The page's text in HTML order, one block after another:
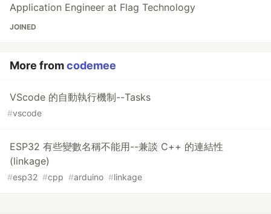
Application Engineer at Flag Technology
JOINED
More fromcodemee
VScode 的自動執行機制--Tasks
#vscode
ESP32 有些變數名稱不能用--兼談 C++ 的連結性
(linkage)
#esp32 #cpp #arduino #linkage